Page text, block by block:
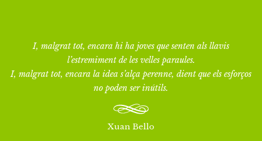
I, malgrat tot, encara hi ha joves que senten als llavis
l’estremiment de les velles paraules.
I, malgrat tot, encara la idea s’alça perenne, dient que els esforços
no poden ser inútils.
Xuan Bello